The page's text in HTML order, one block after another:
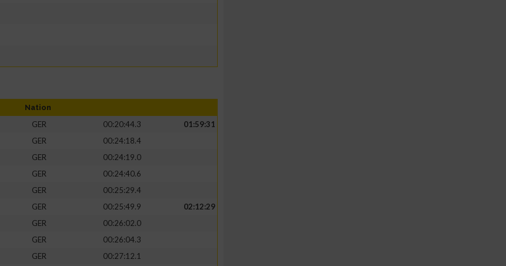
Nation
GER 00:20:44.3
01:59:31
GER
00:24:18.4
GER
00:24:19.0
GER
00:24:40.6
GER
00:25:29.4
GER 00:25:49.9
02:12:29
GER
00:26:02.0
GER
00:26:04.3
GER
00:27:12.1